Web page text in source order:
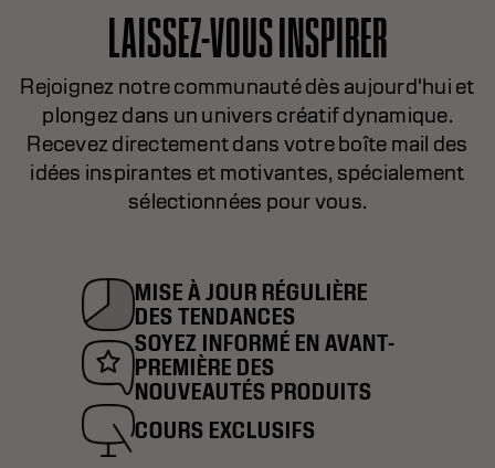
LAISSEZ-VOUS INSPIRER
Rejoignez notre communauté dès aujourd'hui et
plongez dans un univers créatif dynamique.
Recevez directement dans votre boîte mail des
idées inspirantes et motivantes, spécialement
sélectionnées pour vous.
MISE À JOUR RÉGULIÈRE
DES TENDANCES
SOYEZ INFORMÉ EN AVANT-
PREMIÈRE DES
NOUVEAUTÉS PRODUITS
COURS EXCLUSIFS